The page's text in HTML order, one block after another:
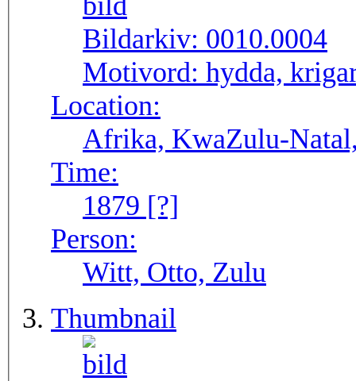
Bildarkiv: 0010.0004
Motivord: hydda,
Location:
Afrika, KwaZulu-
Time:
1879 [?]
Person:
Witt, Otto, Zulu
Thumbnail